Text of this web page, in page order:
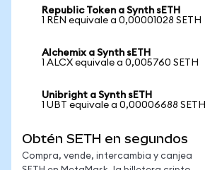
Republic Token a Synth sETH
1 REN equivale a 0,00001028 SETH
Alchemix a Synth sETH
1 ALCX equivale a 0,005760 SETH
Unibright a Synth sETH
1 UBT equivale a 0,00006688 SETH
Obtén SETH en segundos
Compra, vende, intercambia y canjea